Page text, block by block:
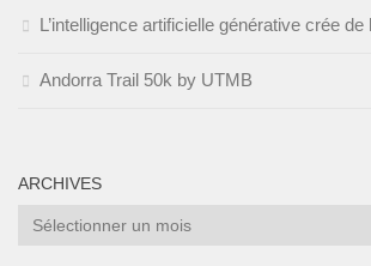
L’intelligence artificielle générative crée de
Andorra Trail 50k by UTMB
ARCHIVES
Archives